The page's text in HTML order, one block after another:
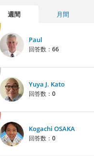
週間 月間
Paul
回答数： 66
Yuya J. Kato
回答数： 0
Kogachi OSAKA
回答数： 0